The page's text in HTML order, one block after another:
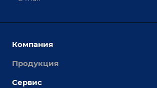
Компания
О компании
Продукция
Сборочно-сварочные столы
Сервис